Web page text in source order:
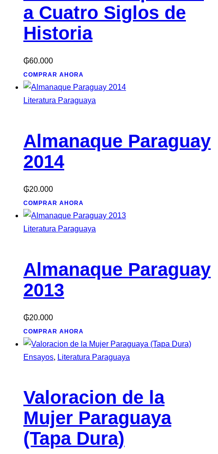
a Cuatro Siglos de
Historia
₲60.000
COMPRAR AHORA
Literatura Paraguaya
Almanaque Paraguay
2014
₲20.000
COMPRAR AHORA
Literatura Paraguaya
Almanaque Paraguay
2013
₲20.000
COMPRAR AHORA
Ensayos, Literatura Paraguaya
Valoracion de la
Mujer Paraguaya
(Tapa Dura)